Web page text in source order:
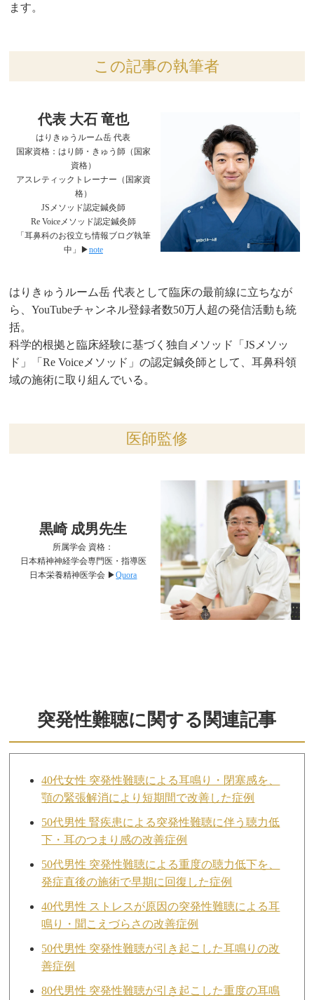
ます。
この記事の執筆者
代表 大石 竜也
はりきゅうルーム岳 代表
国家資格：はり師・きゅう師（国家
資格）
アスレティックトレーナー（国家資
格）
JSメソッド認定鍼灸師
Re Voiceメソッド認定鍼灸師
「耳鼻科のお役立ち情報ブログ執筆
中」▶︎note
はりきゅうルーム岳 代表として臨床の最前線に立ちなが
ら、YouTubeチャンネル登録者数50万人超の発信活動も統
括。
科学的根拠と臨床経験に基づく独自メソッド「JSメソッ
ド」「Re Voiceメソッド」の認定鍼灸師として、耳鼻科領
域の施術に取り組んでいる。
医師監修
黒崎 成男先生
所属学会 資格：
日本精神神経学会専門医・指導医
日本栄養精神医学会 ▶︎Quora
突発性難聴に関する関連記事
40代女性 突発性難聴による耳鳴り・閉塞感を、
顎の緊張解消により短期間で改善した症例
50代男性 腎疾患による突発性難聴に伴う聴力低
下・耳のつまり感の改善症例
50代男性 突発性難聴による重度の聴力低下を、
発症直後の施術で早期に回復した症例
40代男性 ストレスが原因の突発性難聴による耳
鳴り・聞こえづらさの改善症例
50代男性 突発性難聴が引き起こした耳鳴りの改
善症例
80代男性 突発性難聴が引き起こした重度の耳鳴